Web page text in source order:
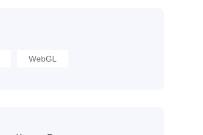
WebGL